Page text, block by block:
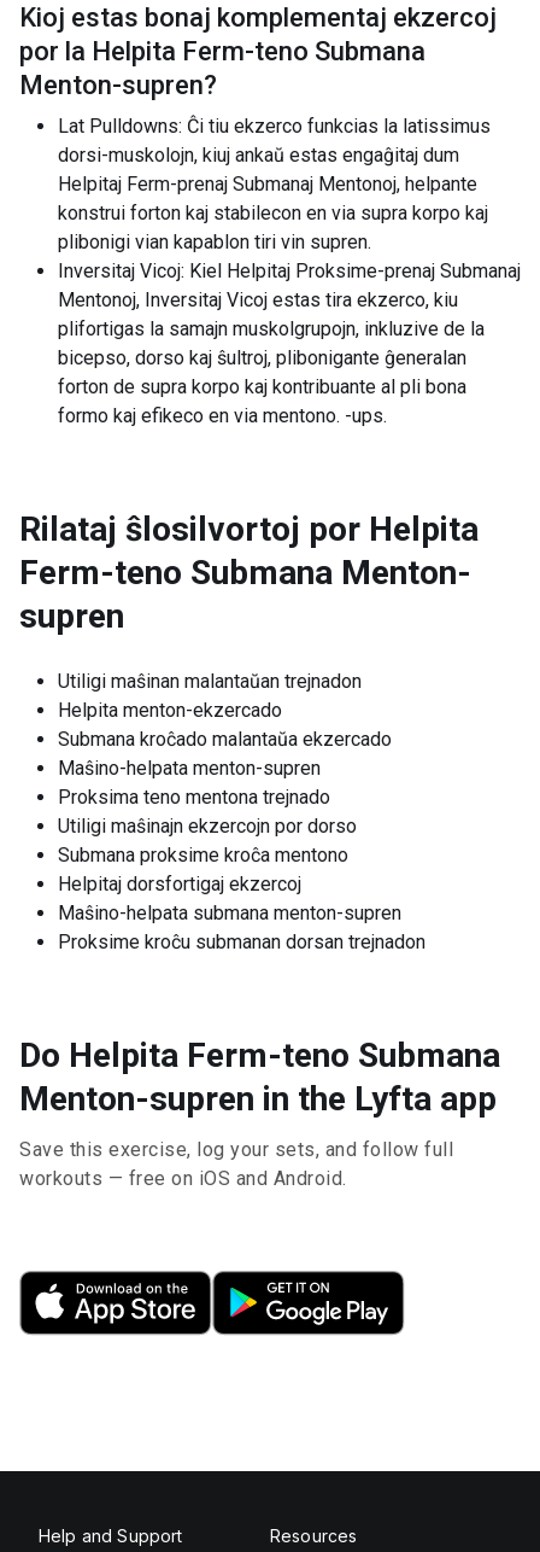
Kioj estas bonaj komplementaj ekzercoj
por la Helpita Ferm-teno Submana
Menton-supren?
Lat Pulldowns: Ĉi tiu ekzerco funkcias la latissimus
dorsi-muskolojn, kiuj ankaŭ estas engaĝitaj dum
Helpitaj Ferm-prenaj Submanaj Mentonoj, helpante
konstrui forton kaj stabilecon en via supra korpo kaj
plibonigi vian kapablon tiri vin supren.
Inversitaj Vicoj: Kiel Helpitaj Proksime-prenaj Submanaj
Mentonoj, Inversitaj Vicoj estas tira ekzerco, kiu
plifortigas la samajn muskolgrupojn, inkluzive de la
bicepso, dorso kaj ŝultroj, plibonigante ĝeneralan
forton de supra korpo kaj kontribuante al pli bona
formo kaj efikeco en via mentono. -ups.
Rilataj ŝlosilvortoj por Helpita
Ferm-teno Submana Menton-
supren
Utiligi maŝinan malantaŭan trejnadon
Helpita menton-ekzercado
Submana kroĉado malantaŭa ekzercado
Maŝino-helpata menton-supren
Proksima teno mentona trejnado
Utiligi maŝinajn ekzercojn por dorso
Submana proksime kroĉa mentono
Helpitaj dorsfortigaj ekzercoj
Maŝino-helpata submana menton-supren
Proksime kroĉu submanan dorsan trejnadon
Do Helpita Ferm-teno Submana
Menton-supren in the Lyfta app
Save this exercise, log your sets, and follow full
workouts — free on iOS and Android.
Help and Support Resources